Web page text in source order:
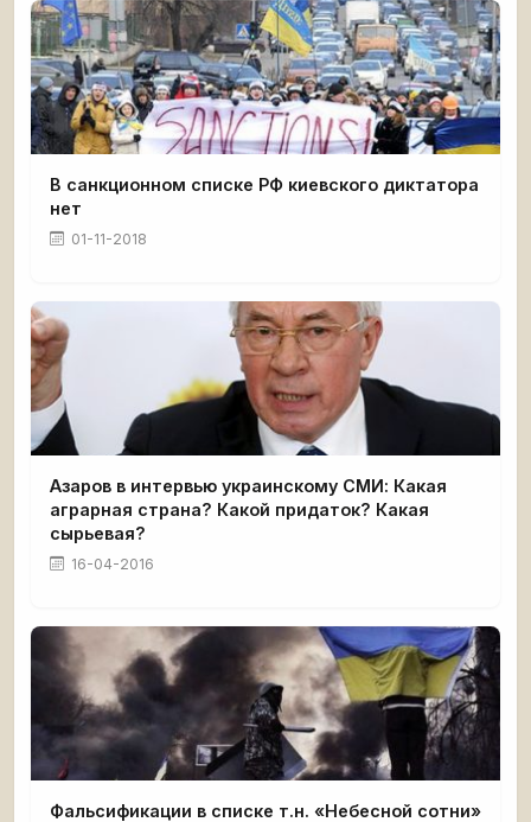
В санкционном списке РФ киевского диктатора
нет
01-11-2018
Азаров в интервью украинскому СМИ: Какая
аграрная страна? Какой придаток? Какая
сырьевая?
16-04-2016
Фальсификации в списке т.н. «Небесной сотни»